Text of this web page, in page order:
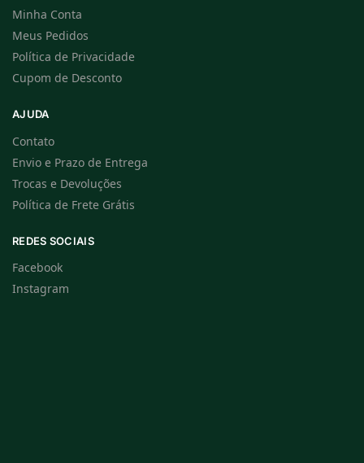
Minha Conta
Meus Pedidos
Política de Privacidade
Cupom de Desconto
AJUDA
Contato
Envio e Prazo de Entrega
Trocas e Devoluções
Política de Frete Grátis
REDES SOCIAIS
Facebook
Instagram